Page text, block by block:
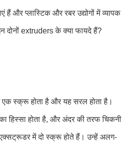
हैं और प्लास्टिक और रबर उद्योगों में व्यापक
दोनों extruders के क्या फायदे हैं?
स्क्रू होता है और यह सरल होता है।
हिस्सा होता है, और अंदर की तरफ चिकनी
में दो स्क्रू होते हैं। उन्हें अलग-